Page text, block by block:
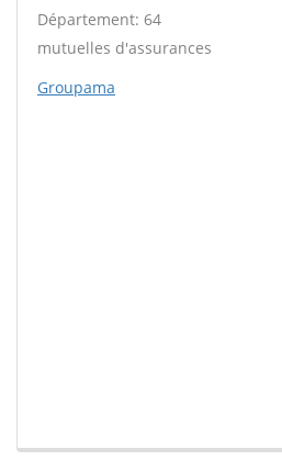
Département: 64
mutuelles d'assurances
Groupama